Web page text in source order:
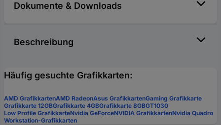
Dokumente & Downloads
Beschreibung
Häufig gesuchte Grafikkarten:
AMD GrafikkartenAMD RadeonAsus GrafikkartenGaming Grafikkarte
Grafikkarte 12GBGrafikkarte 4GBGrafikkarte 8GBGT1030
Low Profile GrafikkarteNvidia GeForceNVIDIA GrafikkartenNvidia Quadro
Workstation-Grafikkarten